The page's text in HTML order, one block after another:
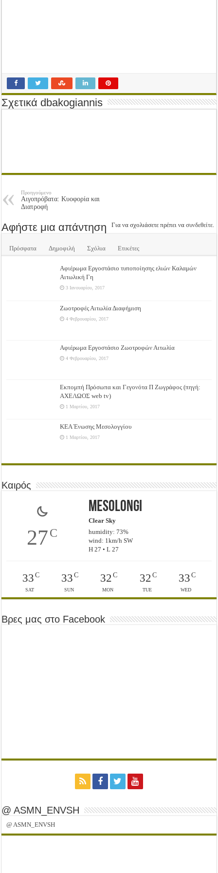
Σχετικά dbakogiannis
Προηγούμενο
Αιγοπρόβατα: Κυοφορία και
Διατροφή
Αφήστε μια απάντηση Για να σχολιάσετε πρέπει νασυνδεθείτε.
Πρόσφατα Δημοφιλή Σχόλια Ετικέτες
Αφιέρωμα Εργοστάσιο τυποποίησης ελιών Καλαμών
Αιτωλική Γη
3 Ιανουαρίου, 2017
Ζωοτροφές Αιτωλία Διαφήμιση
4 Φεβρουαρίου, 2017
Αφιέρωμα Εργοστάσιο Ζωοτροφών Αιτωλία
4 Φεβρουαρίου, 2017
Εκπομπή Πρόσωπα και Γεγονότα Π Ζωγράφος (πηγή:
ΑΧΕΛΩΟΣ web tv)
1 Μαρτίου, 2017
ΚΕΑ Ένωσης Μεσολογγίου
1 Μαρτίου, 2017
Καιρός
27C
Mesolongi
Clear Sky
humidity: 73%
wind: 1km/h SW
H 27 • L 27
33C
SAT
33C
SUN
32 C
MON
32C
TUE
33C
WED
Βρες μας στο Facebook
@ ASMN_ENVSH
@ ASMN_ENVSH